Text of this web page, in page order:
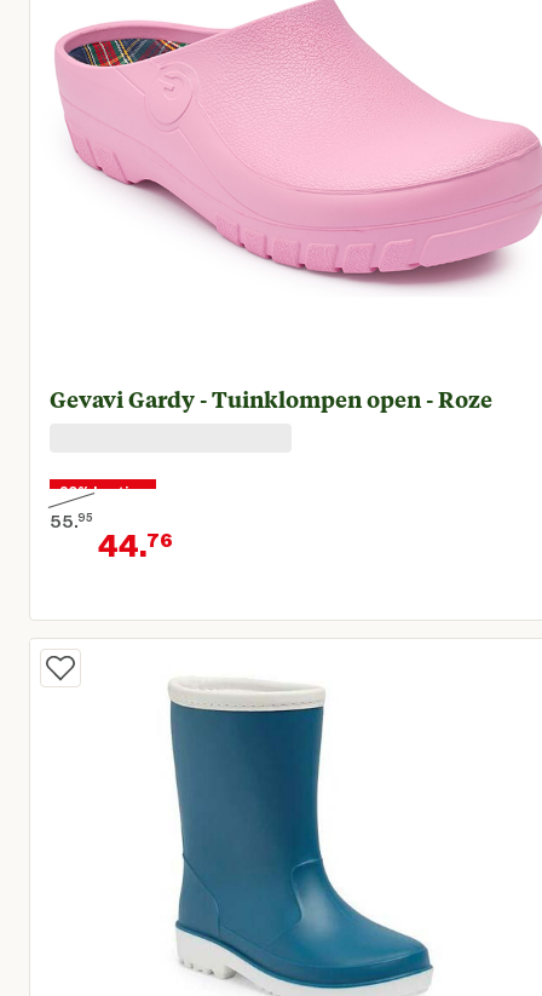
Gevavi Gardy - Tuinklompen open - Roze
20% korting
55.95
Oorspronkelijke prijs € 55,95
44.76
Huidige prijs € 44,76